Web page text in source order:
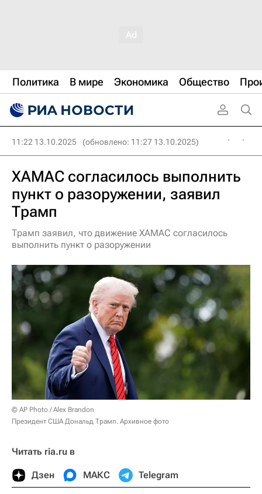
Политика В мире Экономика Общество
11:22 13.10.2025 (обновлено: 11:27 13.10.2025)
ХАМАС согласилось выполнить
пункт о разоружении, заявил
Трамп
Трамп заявил, что движение ХАМАС согласилось
выполнить пункт о разоружении
© AP Photo / Alex Brandon
Президент США Дональд Трамп. Архивное фото
Читать ria.ru в
Дзен МАКС Telegram